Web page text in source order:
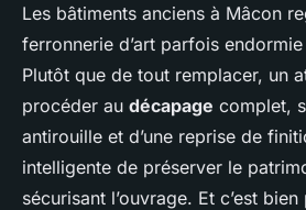
Les bâtiments anciens à Mâcon
ferronnerie d’art parfois
Plutôt que de tout remplacer, un
procéder au décapage complet,
antirouille et d’une reprise de
intelligente de préserver le
sécurisant l’ouvrage. Et c’est bien